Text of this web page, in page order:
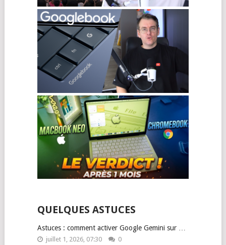
QUELQUES ASTUCES
Astuces : comment activer Google Gemini sur …
juillet 1, 2026, 07:30 0